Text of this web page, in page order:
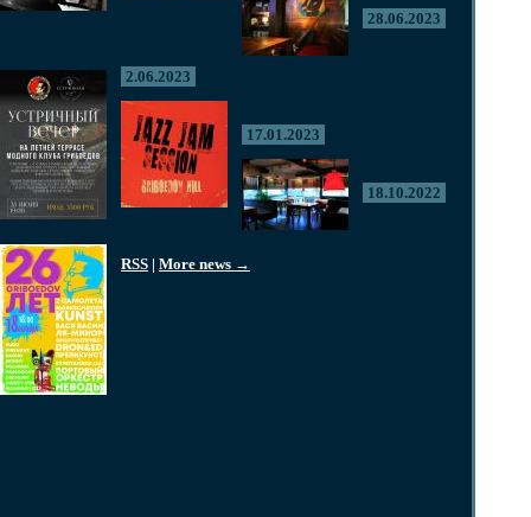
28.06.2023
2.06.2023
17.01.2023
18.10.2022
RSS | More news →